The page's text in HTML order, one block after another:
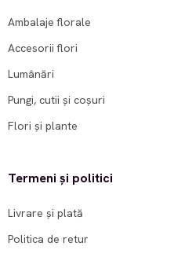
Ambalaje florale
Accesorii flori
Lumânări
Pungi, cutii și coșuri
Flori și plante
Termeni și politici
Livrare și plată
Politica de retur